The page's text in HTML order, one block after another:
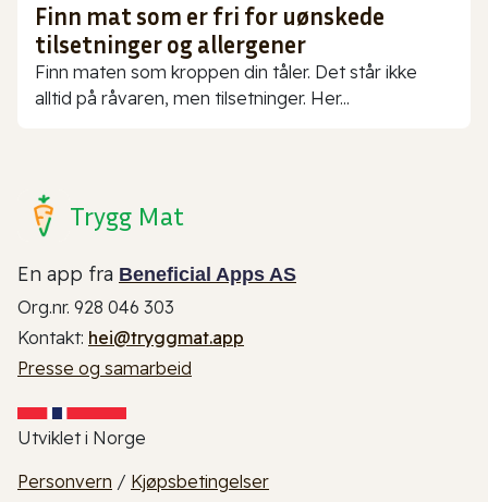
Finn mat som er fri for uønskede
tilsetninger og allergener
Finn maten som kroppen din tåler. Det står ikke
alltid på råvaren, men tilsetninger. Her...
Trygg Mat
En app fra Beneficial Apps AS
Org.nr. 928 046 303
Kontakt: hei@tryggmat.app
Presse og samarbeid
Utviklet i Norge
Personvern / Kjøpsbetingelser